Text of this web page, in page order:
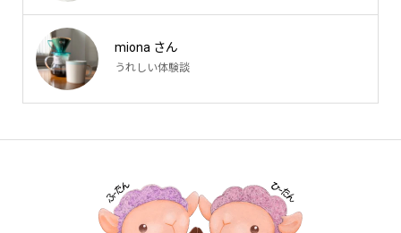
miona さん
うれしい体験談